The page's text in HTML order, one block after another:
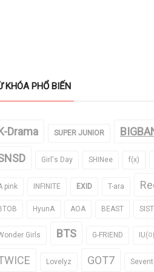
KHÓA PHỔ BIẾN
Drama SUPER JUNIOR
Girl's Day SHINee f(x)
pink INFINITE EXID T-ara
HyunA AOA BEAST
Girls BTS G-FRIEND IU(
Lovelyz GOT7